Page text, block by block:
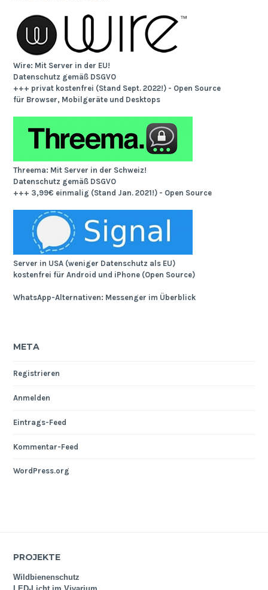
Wire: Mit Server in der EU!
Datenschutz gemäß DSGVO
+++ privat kostenfrei (Stand Sept. 2022!) - Open Source
für Browser, Mobilgeräte und Desktops
Threema: Mit Server in der Schweiz!
Datenschutz gemäß DSGVO
+++ 3,99€ einmalig (Stand Jan. 2021!) - Open Source
Server in USA (weniger Datenschutz als EU)
kostenfrei für Android und iPhone (Open Source)
WhatsApp-Alternativen: Messenger im Überblick
META
Registrieren
Anmelden
Eintrags-Feed
Kommentar-Feed
WordPress.org
PROJEKTE
Wildbienenschutz